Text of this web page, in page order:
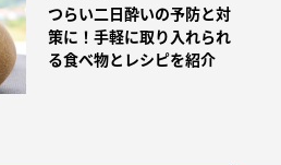
つらい二日酔いの予防と対
策に！手軽に取り入れられ
る食べ物とレシピを紹介